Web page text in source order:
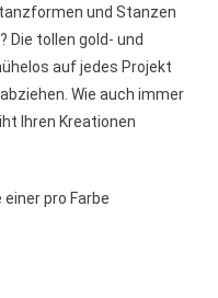
und Stanzen
Die tollen gold- und
auf jedes Projekt
Wie auch immer
Ihren Kreationen
pro Farbe